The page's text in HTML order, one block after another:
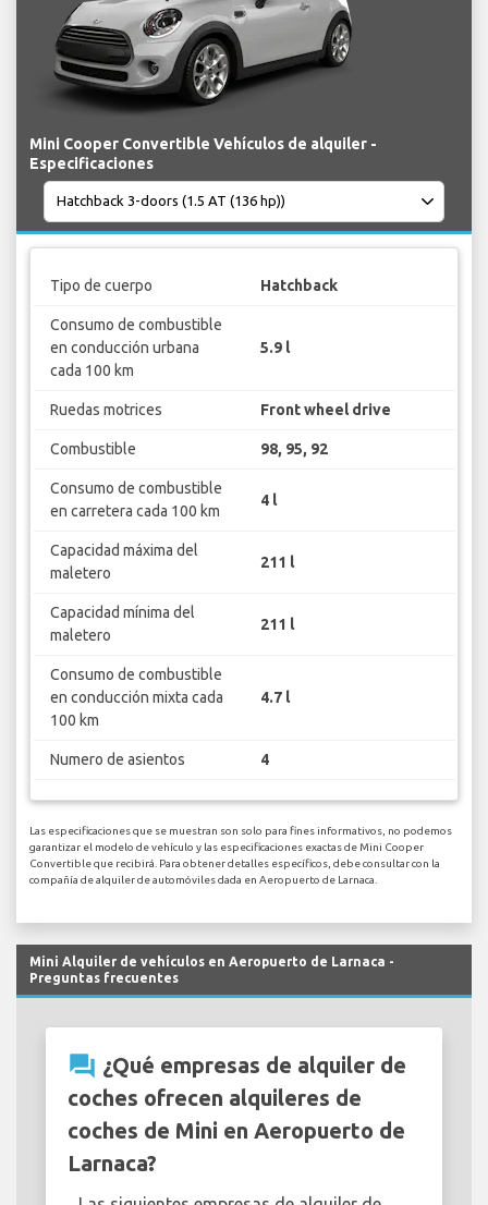
Mini Cooper Convertible Vehículos de alquiler -
Especificaciones
Tipo de cuerpo Hatchback
Consumo de combustible
en conducción urbana
cada 100 km
5.9 l
Ruedas motrices Front wheel drive
Combustible 98, 95, 92
Consumo de combustible
en carretera cada 100 km
4 l
Capacidad máxima del
maletero
211 l
Capacidad mínima del
maletero
211 l
Consumo de combustible
en conducción mixta cada
100 km
4.7 l
Numero de asientos 4
Las especificaciones que se muestran son solo para fines informativos, no podemos
garantizar el modelo de vehículo y las especificaciones exactas de Mini Cooper
Convertible que recibirá. Para obtener detalles específicos, debe consultar con la
compañía de alquiler de automóviles dada en Aeropuerto de Larnaca.
Mini Alquiler de vehículos en Aeropuerto de Larnaca -
Preguntas frecuentes
question_answer ¿Qué empresas de alquiler de
coches ofrecen alquileres de
coches de Mini en Aeropuerto de
Larnaca?